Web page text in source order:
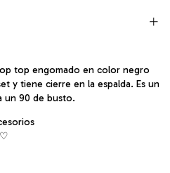
top engomado en color negro
y tiene cierre en la espalda. Es un
un 90 de busto.
♡︎